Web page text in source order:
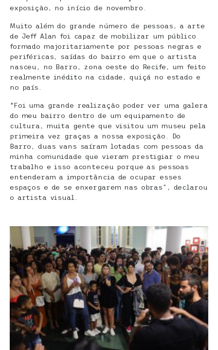
exposição, no início de novembro.
Muito além do grande número de pessoas, a arte
de Jeff Alan foi capaz de mobilizar um público
formado majoritariamente por pessoas negras e
periféricas, saídas do bairro em que o artista
nasceu, no Barro, zona oeste do Recife, um feito
realmente inédito na cidade, quiçá no estado e
no país.
“Foi uma grande realização poder ver uma galera
do meu bairro dentro de um equipamento de
cultura, muita gente que visitou um museu pela
primeira vez graças a nossa exposição. Do
Barro, duas vans saíram lotadas com pessoas da
minha comunidade que vieram prestigiar o meu
trabalho e isso aconteceu porque as pessoas
entenderam a importância de ocupar esses
espaços e de se enxergarem nas obras”, declarou
o artista visual.